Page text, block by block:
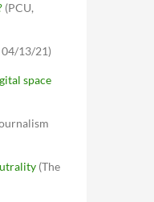
(PCU,
04/13/21)
space
(The